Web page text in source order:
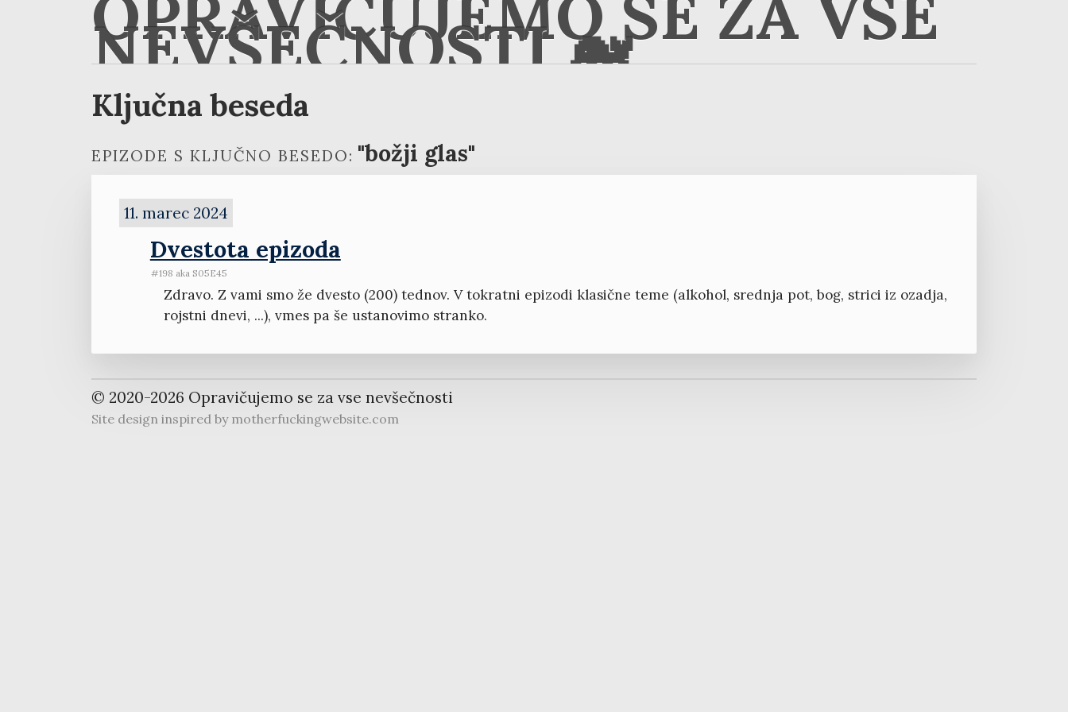
NEVŠEČNOSTI 🐋
Ključna beseda
EPIZODE S KLJUČNO BESEDO: "božji glas"
11. marec 2024
Dvestota epizoda
#198 aka S05E45
Zdravo. Z vami smo že dvesto (200) tednov. V tokratni epizodi klasične teme (alkohol, srednja pot, bog, strici iz ozadja,
rojstni dnevi, ...), vmes pa še ustanovimo stranko.
© 2020-2026 Opravičujemo se za vse nevšečnosti
Site design inspired by motherfuckingwebsite.com